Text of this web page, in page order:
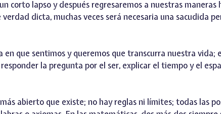
corto lapso y después regresaremos a nuestras maneras
dicta, muchas veces será necesaria una sacudida
que sentimos y queremos que transcurra nuestra vida;
la pregunta por el ser, explicar el tiempo y el
abierto que existe; no hay reglas ni límites; todas las